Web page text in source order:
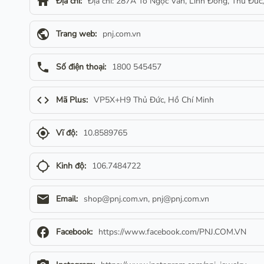
public Trang web: pnj.com.vn
phone Số điện thoại: 1800 545457
code Mã Plus: VP5X+H9 Thủ Đức, Hồ Chí Minh
gps_fixed Vĩ độ: 10.8589765
gps_not_fixed Kinh độ: 106.7484722
email Email: shop@pnj.com.vn, pnj@pnj.com.vn
facebook Facebook: https://www.facebook.com/PNJ.COM.VN